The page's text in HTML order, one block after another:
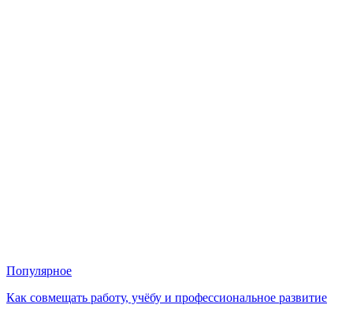
Популярное
Как совмещать работу, учёбу и профессиональное развитие